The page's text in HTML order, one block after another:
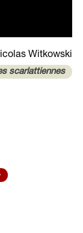
Witkowski
scarlattiennes